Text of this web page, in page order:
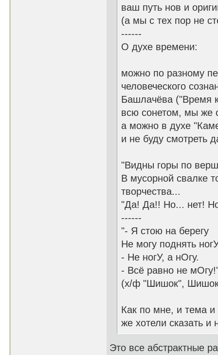
ваш путь нов и
(а мы с тех пор не
------
О духе времени:
можно по разному
человеческого
Башлачёва ("Время
всю сонетом, мы же
а можно в духе
и не буду смотреть
"Видны горы по
В мусорной свалке
творчества...
"Да! Да!! Но... нет!
------
"- Я стою на берегу
Не могу поднять
- Не ногУ, а нОгу.
- Всё равно не
(х/ф "Шишок",
Как по мне, и тема
же хотели сказать и
Это все абстрактные